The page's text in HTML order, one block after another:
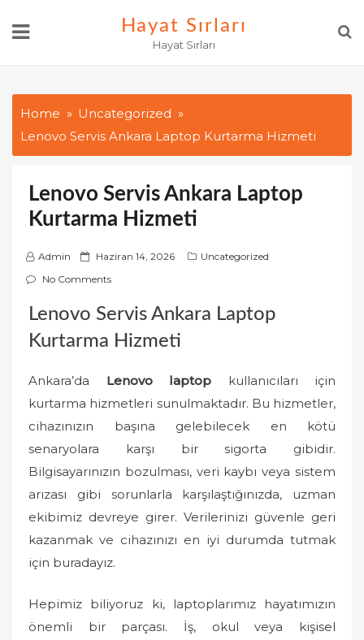
Hayat Sırları
Hayat Sırları
Home
Uncategorized
Lenovo Servis Ankara Laptop Kurtarma Hizmeti
Lenovo Servis Ankara Laptop
Kurtarma Hizmeti
Admin
P
o
t
Haziran 14, 2026
Uncategorized
No Comments
Lenovo Servis Ankara Laptop
Kurtarma Hizmeti
Ankara’da Lenovo laptop kullanıcıları için
kurtarma hizmetleri sunulmaktadır. Bu hizmetler,
cihazınızın başına gelebilecek en kötü
senaryolara karşı bir sigorta gibidir.
Bilgisayarınızın bozulması, veri kaybı veya sistem
arızası gibi sorunlarla karşılaştığınızda, uzman
ekibimiz devreye girer. Verilerinizi güvenle geri
kazanmak ve cihazınızı en iyi durumda tutmak
için buradayız.
Hepimiz biliyoruz ki, laptoplarımız hayatımızın
önemli bir parçası. İş, okul veya kişisel